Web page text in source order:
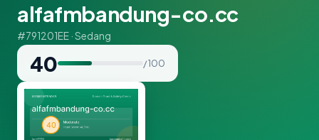
alfafmbandung-co.cc
#791201EE · Sedang
40 / 100